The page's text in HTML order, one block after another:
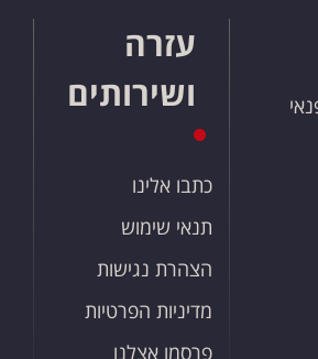
עזרה
ושירותים
כתבו אלינו
תנאי שימוש
הצהרת נגישות
מדיניות הפרטיות
פרסמו אצלנו